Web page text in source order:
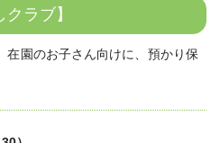
ラブ】
在園のお子さん向けに、預かり保